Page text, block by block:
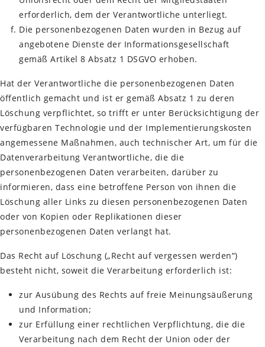
erforderlich, dem der Verantwortliche unterliegt.
Die personenbezogenen Daten wurden in Bezug auf
angebotene Dienste der Informationsgesellschaft
gemäß Artikel 8 Absatz 1 DSGVO erhoben.
Hat der Verantwortliche die personenbezogenen Daten
öffentlich gemacht und ist er gemäß Absatz 1 zu deren
Löschung verpflichtet, so trifft er unter Berücksichtigung der
verfügbaren Technologie und der Implementierungskosten
angemessene Maßnahmen, auch technischer Art, um für die
Datenverarbeitung Verantwortliche, die die
personenbezogenen Daten verarbeiten, darüber zu
informieren, dass eine betroffene Person von ihnen die
Löschung aller Links zu diesen personenbezogenen Daten
oder von Kopien oder Replikationen dieser
personenbezogenen Daten verlangt hat.
Das Recht auf Löschung („Recht auf vergessen werden“)
besteht nicht, soweit die Verarbeitung erforderlich ist:
zur Ausübung des Rechts auf freie Meinungsäußerung
und Information;
zur Erfüllung einer rechtlichen Verpflichtung, die die
Verarbeitung nach dem Recht der Union oder der